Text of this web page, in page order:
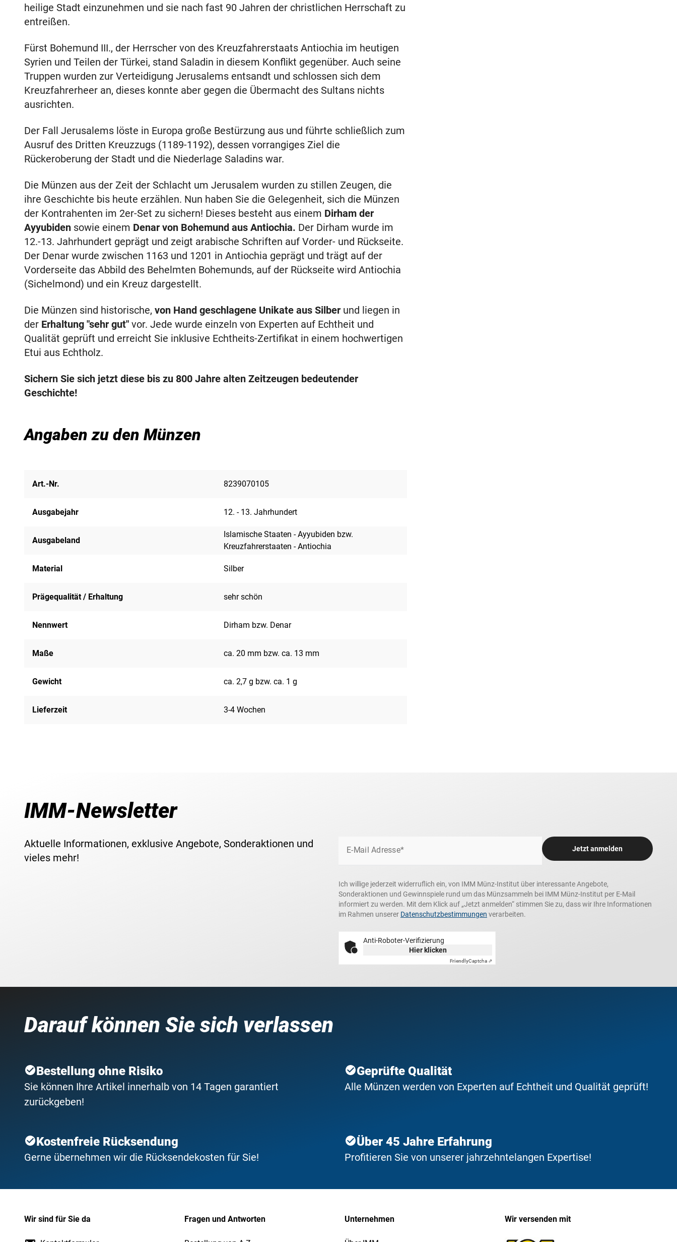
heilige Stadt einzunehmen und sie nach fast 90 Jahren der christlichen Herrschaft zu
entreißen.
Fürst Bohemund III., der Herrscher von des Kreuzfahrerstaats Antiochia im heutigen
Syrien und Teilen der Türkei, stand Saladin in diesem Konflikt gegenüber. Auch seine
Truppen wurden zur Verteidigung Jerusalems entsandt und schlossen sich dem
Kreuzfahrerheer an, dieses konnte aber gegen die Übermacht des Sultans nichts
ausrichten.
Der Fall Jerusalems löste in Europa große Bestürzung aus und führte schließlich zum
Ausruf des Dritten Kreuzzugs (1189-1192), dessen vorrangiges Ziel die
Rückeroberung der Stadt und die Niederlage Saladins war.
Die Münzen aus der Zeit der Schlacht um Jerusalem wurden zu stillen Zeugen, die
ihre Geschichte bis heute erzählen. Nun haben Sie die Gelegenheit, sich die Münzen
der Kontrahenten im 2er-Set zu sichern! Dieses besteht aus einem Dirham der
Ayyubiden sowie einem Denar von Bohemund aus Antiochia. Der Dirham wurde im
12.-13. Jahrhundert geprägt und zeigt arabische Schriften auf Vorder- und Rückseite.
Der Denar wurde zwischen 1163 und 1201 in Antiochia geprägt und trägt auf der
Vorderseite das Abbild des Behelmten Bohemunds, auf der Rückseite wird Antiochia
(Sichelmond) und ein Kreuz dargestellt.
Die Münzen sind historische, von Hand geschlagene Unikate aus Silber und liegen in
der Erhaltung "sehr gut" vor. Jede wurde einzeln von Experten auf Echtheit und
Qualität geprüft und erreicht Sie inklusive Echtheits-Zertifikat in einem hochwertigen
Etui aus Echtholz.
Sichern Sie sich jetzt diese bis zu 800 Jahre alten Zeitzeugen bedeutender
Geschichte!
Angaben zu den Münzen
Art.-Nr. 8239070105
Ausgabejahr 12. - 13. Jahrhundert
Ausgabeland
Islamische Staaten - Ayyubiden bzw.
Kreuzfahrerstaaten - Antiochia
Material Silber
Prägequalität / Erhaltung sehr schön
Nennwert Dirham bzw. Denar
Maße ca. 20 mm bzw. ca. 13 mm
Gewicht ca. 2,7 g bzw. ca. 1 g
Lieferzeit 3-4 Wochen
IMM-Newsletter
Aktuelle Informationen, exklusive Angebote, Sonderaktionen und
vieles mehr!
E-Mail Adresse* Jetzt anmelden
Ich willige jederzeit widerruflich ein, von IMM Münz-Institut über interessante Angebote,
Sonderaktionen und Gewinnspiele rund um das Münzsammeln bei IMM Münz-Institut per E-Mail
informiert zu werden. Mit dem Klick auf „Jetzt anmelden“ stimmen Sie zu, dass wir Ihre Informationen
im Rahmen unserer Datenschutzbestimmungen verarbeiten.
Anti-Roboter-Verifizierung
Hier klicken
FriendlyCaptcha ⇗
Darauf können Sie sich verlassen
Bestellung ohne Risiko
Sie können Ihre Artikel innerhalb von 14 Tagen garantiert
zurückgeben!
Geprüfte Qualität
Alle Münzen werden von Experten auf Echtheit und Qualität geprüft!
Kostenfreie Rücksendung
Gerne übernehmen wir die Rücksendekosten für Sie!
Über 45 Jahre Erfahrung
Profitieren Sie von unserer jahrzehntelangen Expertise!
Wir sind für Sie da Fragen und Antworten Unternehmen Wir versenden mit